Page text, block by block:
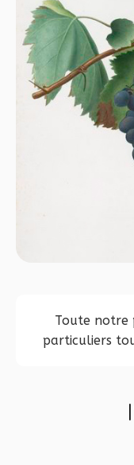
Toute notre
particuliers